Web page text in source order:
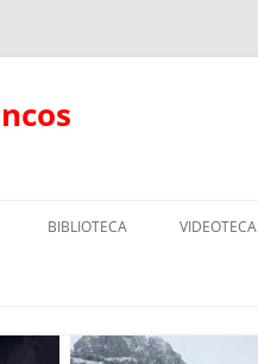
DE
BIBLIOTECA VIDEOTECA